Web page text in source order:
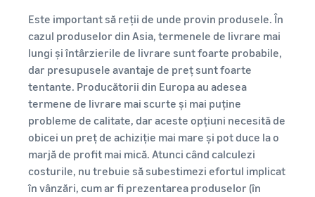
Este important să reții de unde provin produsele. În
cazul produselor din Asia, termenele de livrare mai
lungi și întârzierile de livrare sunt foarte probabile,
dar presupusele avantaje de preț sunt foarte
tentante. Producătorii din Europa au adesea
termene de livrare mai scurte și mai puține
probleme de calitate, dar aceste opțiuni necesită de
obicei un preț de achiziție mai mare și pot duce la o
marjă de profit mai mică. Atunci când calculezi
costurile, nu trebuie să subestimezi efortul implicat
în vânzări, cum ar fi prezentarea produselor (în